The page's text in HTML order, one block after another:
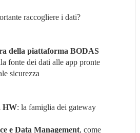
raccogliere i dati?
della piattaforma BODAS
fonte dei dati alle app pronte
sicurezza
HW: la famiglia dei gateway
e Data Management, come